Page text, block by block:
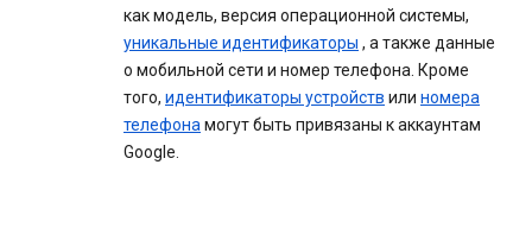
как модель, версия операционной системы,
уникальные идентификаторы , а также данные
о мобильной сети и номер телефона. Кроме
того, идентификаторы устройств или номера
телефонамогут быть привязаны к аккаунтам
Google.